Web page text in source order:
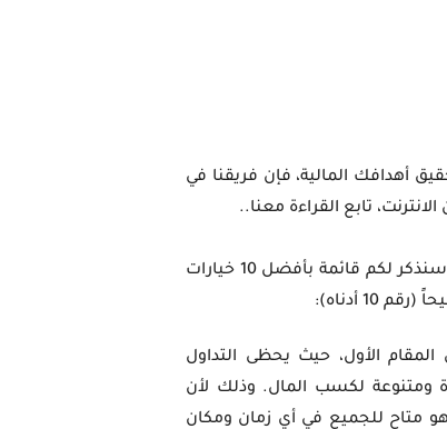
أهدافك المالية، فإن فريقنا في
تابع القراءة معنا..
هناك طرق عديدة ومتنوعة تتيح للأشخاص كسب الأموال عن طريق الانترنت، فيما يلي سنذكر لكم قائمة بأفضل 10 خيارات
أدناه):
الأول، حيث يحظى التداول
ومتنوعة لكسب المال. وذلك لأن
متاح للجميع في أي زمان ومكان